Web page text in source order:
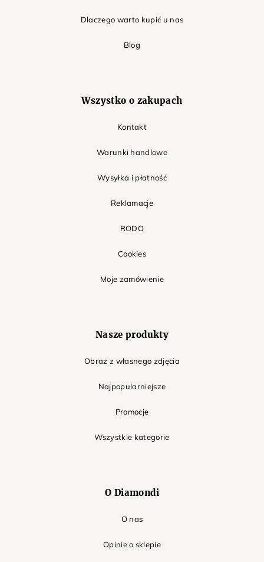
Dlaczego warto kupić u nas
Blog
Wszystko o zakupach
Kontakt
Warunki handlowe
Wysyłka i płatność
Reklamacje
RODO
Cookies
Moje zamówienie
Nasze produkty
Obraz z własnego zdjęcia
Najpopularniejsze
Promocje
Wszystkie kategorie
O Diamondi
O nas
Opinie o sklepie